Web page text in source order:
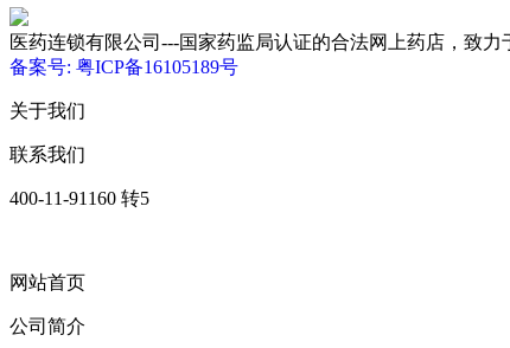
医药连锁有限公司---国家药监局认证的合法网上药店，致
备案号: 粤ICP备16105189号
关于我们
联系我们
400-11-91160 转5
网站首页
公司简介